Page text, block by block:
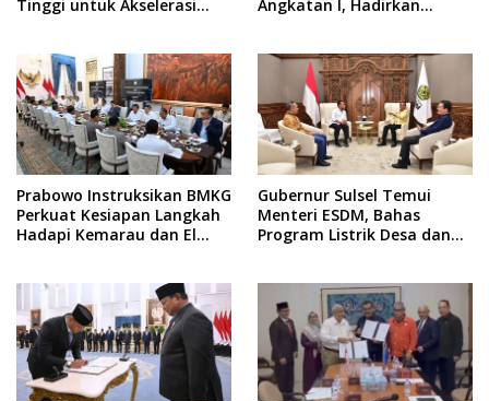
Tinggi untuk Akselerasi
Angkatan I, Hadirkan
Prabowo Instruksikan BMKG
Perkuat Kesiapan Langkah
Hadapi Kemarau dan El
Gubernur Sulsel Temui
Menteri ESDM, Bahas
Program Listrik Desa dan